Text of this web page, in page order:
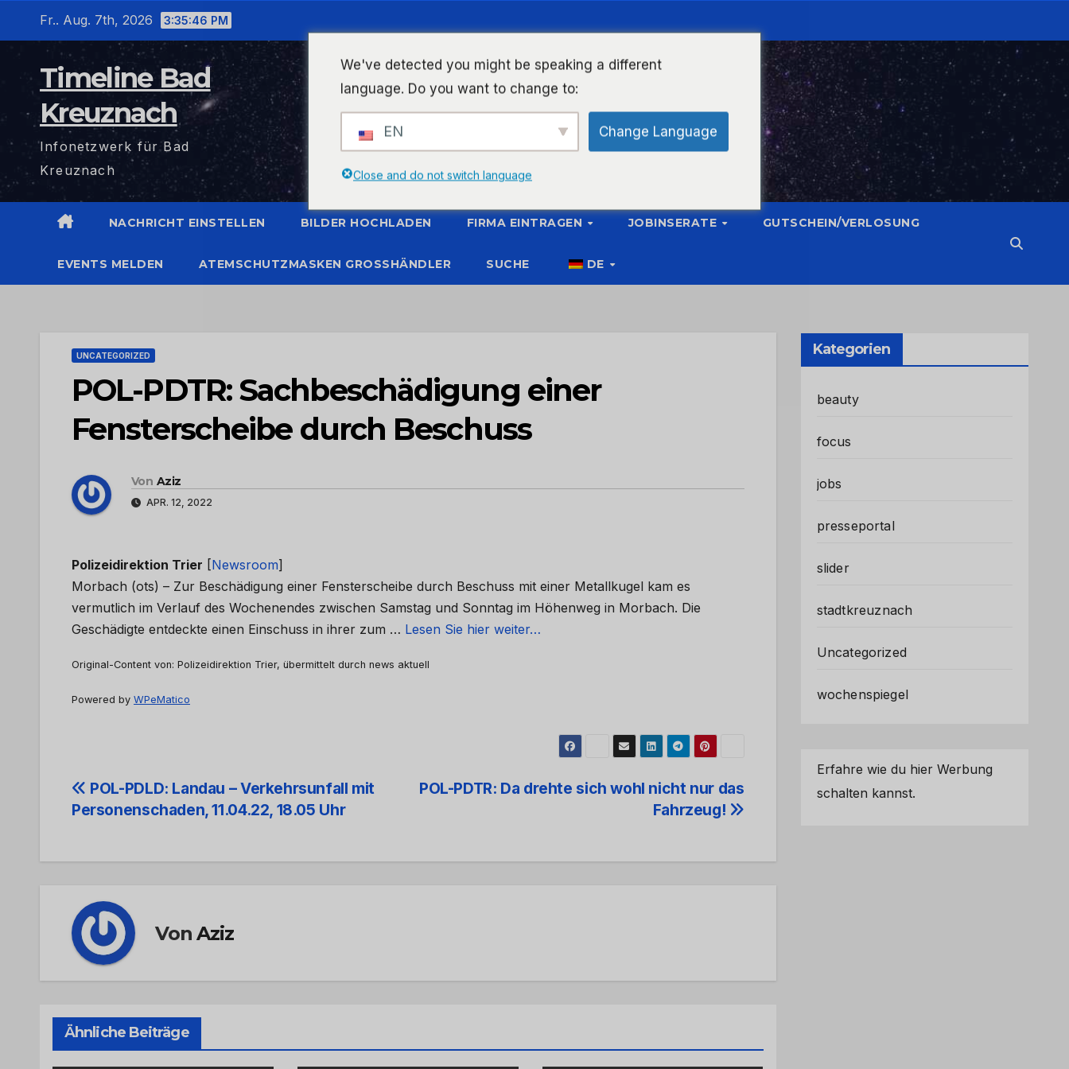
Fr.. Aug. 7th, 2026 3:35:47 PM
Timeline Bad
Kreuznach
Infonetzwerk für Bad
Kreuznach
NACHRICHT EINSTELLEN BILDER HOCHLADEN FIRMA EINTRAGEN JOBINSERATE GUTSCHEIN/VERLOSUNG
EVENTS MELDEN ATEMSCHUTZMASKEN GROSSHÄNDLER SUCHE DE
UNCATEGORIZED
POL-PDTR: Sachbeschädigung einer
Fensterscheibe durch Beschuss
Von Aziz
APR. 12, 2022
Polizeidirektion Trier [Newsroom]
Morbach (ots) – Zur Beschädigung einer Fensterscheibe durch Beschuss mit einer Metallkugel kam es
vermutlich im Verlauf des Wochenendes zwischen Samstag und Sonntag im Höhenweg in Morbach. Die
Geschädigte entdeckte einen Einschuss in ihrer zum … Lesen Sie hier weiter…
Original-Content von: Polizeidirektion Trier, übermittelt durch news aktuell
Powered by WPeMatico
Beitrags-
POL-PDTR: Da drehte sich wohl nicht nur das
Fahrzeug!
POL-PDLD: Landau – Verkehrsunfall mit
Personenschaden, 11.04.22, 18.05 Uhr
VonAziz
Ähnliche Beiträge
Kategorien
beauty
focus
jobs
presseportal
slider
stadtkreuznach
Uncategorized
wochenspiegel
Erfahre wie du hier Werbung
schalten kannst.
We've detected you might be speaking a different
language. Do you want to change to:
EN Change Language
Close and do not switch language